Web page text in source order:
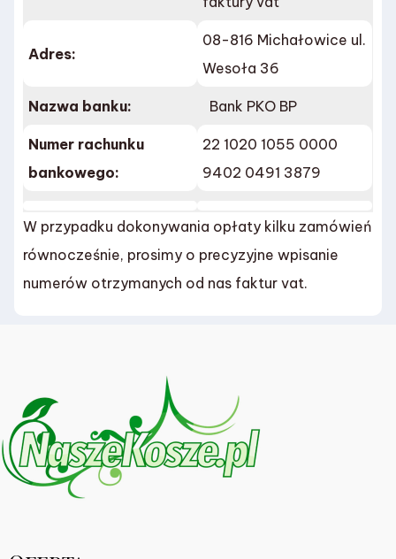
Adres:
08-816 Michałowice ul.
Wesoła 36
Nazwa banku: Bank PKO BP
Numer rachunku
bankowego:
22 1020 1055 0000
9402 0491 3879
W przypadku dokonywania opłaty kilku zamówień
równocześnie, prosimy o precyzyjne wpisanie
numerów otrzymanych od nas faktur vat.